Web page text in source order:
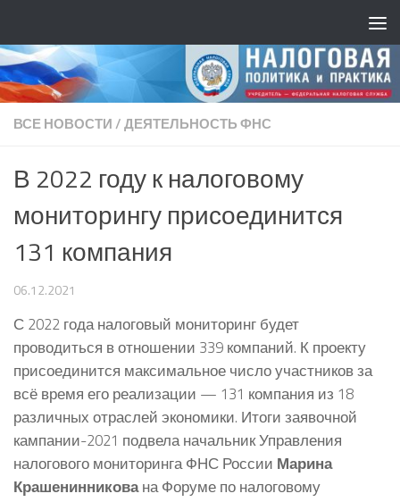
ВСЕ НОВОСТИ/ДЕЯТЕЛЬНОСТЬ ФНС
В 2022 году к налоговому
мониторингу присоединится
131 компания
06.12.2021
С 2022 года налоговый мониторинг будет
проводиться в отношении 339 компаний. К проекту
присоединится максимальное число участников за
всё время его реализации — 131 компания из 18
различных отраслей экономики. Итоги заявочной
кампании-2021 подвела начальник Управления
налогового мониторинга ФНС России Марина
Крашенинникована Форуме по налоговому